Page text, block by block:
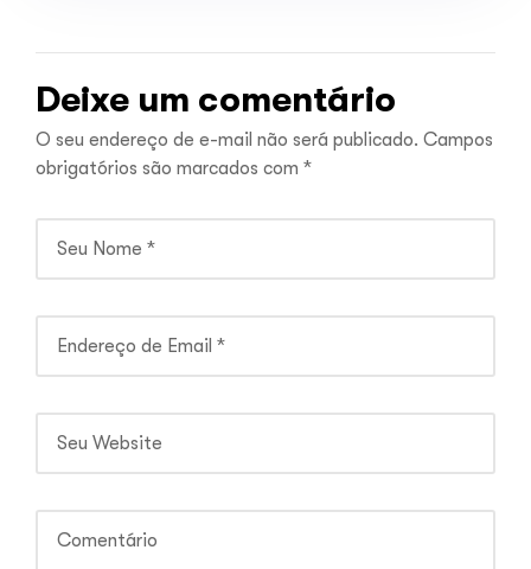
Deixe um comentário
O seu endereço de e-mail não será publicado. Campos
obrigatórios são marcados com *